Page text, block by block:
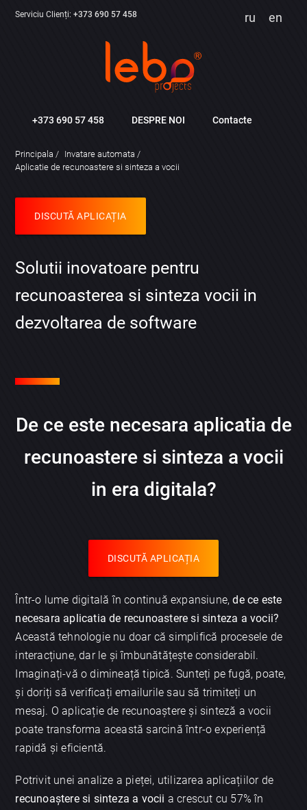
Serviciu Clienți:+373 690 57 458 ru en
+373 690 57 458 DESPRE NOI Contacte
Principala
Invatare automata
Aplicatie de recunoastere si sinteza a vocii
DISCUTĂ APLICAȚIA
Solutii inovatoare pentru
recunoasterea si sinteza vocii in
dezvoltarea de software
De ce este necesara aplicatia de
recunoastere si sinteza a vocii
in era digitala?
DISCUTĂ APLICAȚIA
Într-o lume digitală în continuă expansiune,de ce este
necesara aplicatia de recunoastere si sinteza a vocii?
Această tehnologie nu doar că simplifică procesele de
interacțiune, dar le și îmbunătățește considerabil.
Imaginați-vă o dimineață tipică. Sunteți pe fugă, poate,
și doriți să verificați emailurile sau să trimiteți un
mesaj. O aplicație de recunoaștere și sinteză a vocii
poate transforma această sarcină într-o experiență
rapidă și eficientă.
Potrivit unei analize a pieței, utilizarea aplicațiilor de
recunoaștere si sinteza a vocii a crescut cu 57% în